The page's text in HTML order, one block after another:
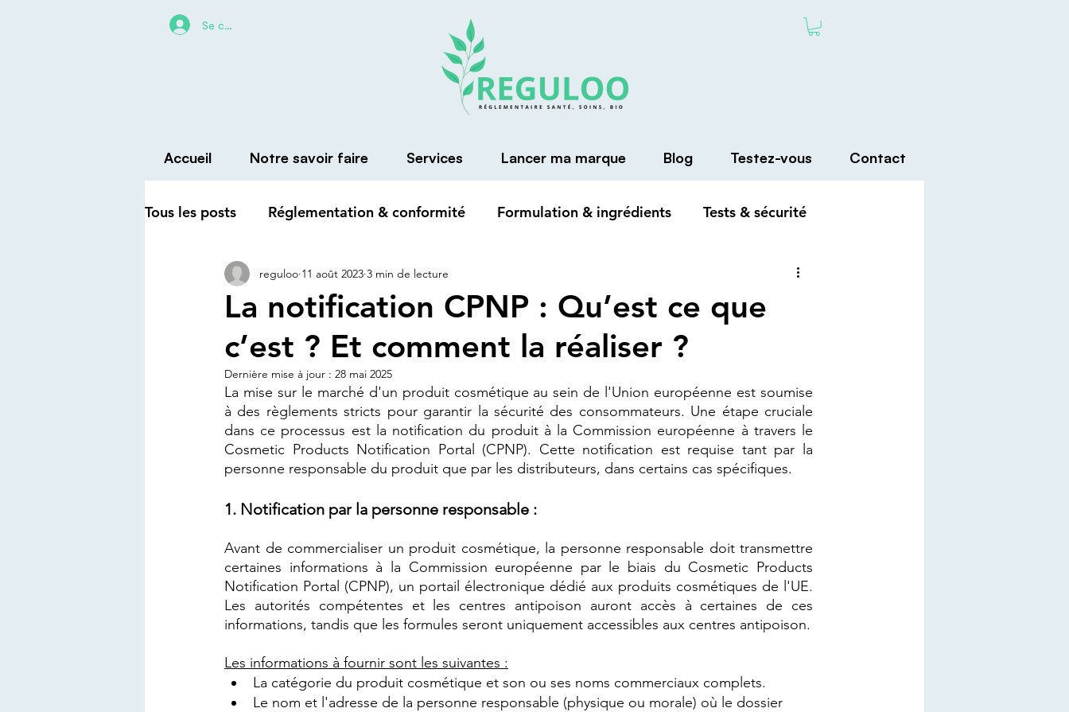
Se connecter
Accueil Notre savoir faire Services Lancer ma marque Blog Testez-vous Contact
Tous les posts Réglementation & conformité Formulation & ingrédients Tests & sécurité
Créer et vendre sa marque
La notification CPNP : Qu’est ce que
c’est ? Et comment la réaliser ?
reguloo 11 août 2023 3 min de lecture
Dernière mise à jour : 28 mai 2025
La mise sur le marché d'un produit cosmétique au sein de l'Union européenne est soumise
à des règlements stricts pour garantir la sécurité des consommateurs. Une étape cruciale
dans ce processus est la notification du produit à la Commission européenne à travers le
Cosmetic Products Notification Portal (CPNP). Cette notification est requise tant par la
personne responsable du produit que par les distributeurs, dans certains cas spécifiques.
1. Notification par la personne responsable :
Avant de commercialiser un produit cosmétique, la personne responsable doit transmettre
certaines informations à la Commission européenne par le biais du Cosmetic Products
Notification Portal (CPNP), un portail électronique dédié aux produits cosmétiques de l'UE.
Les autorités compétentes et les centres antipoison auront accès à certaines de ces
informations, tandis que les formules seront uniquement accessibles aux centres antipoison.
Les informations à fournir sont les suivantes :
La catégorie du produit cosmétique et son ou ses noms commerciaux complets.
Le nom et l'adresse de la personne responsable (physique ou morale) où le dossier